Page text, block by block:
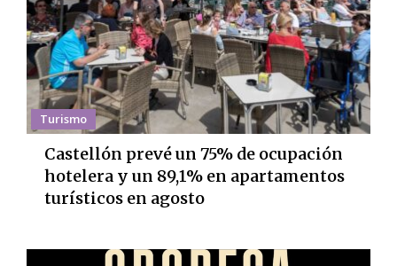
Turismo
Castellón prevé un 75% de ocupación
hotelera y un 89,1% en apartamentos
turísticos en agosto